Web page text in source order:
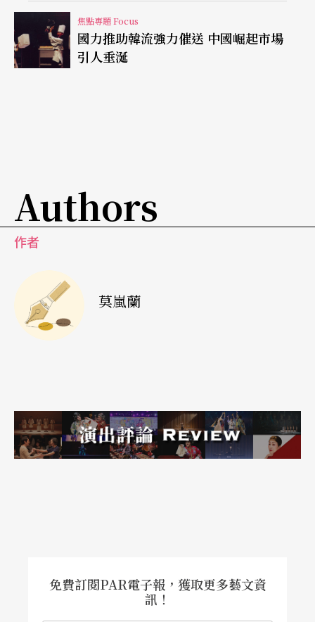
1,201個席次經常不滿四成，甚至出現一場只有廿多
人的景況。就在舞鈴思考是否停演之際，總統馬英
九、台北市長郝龍斌以及甫上任的文建會主委龍應
全民大劇團的《寶島綜藝秀》，由資深媒體人王偉
忠監製、謝念祖執導，是唯一清楚定位以陸客為取
目劇場化」，以魔術、扯鈴、演唱和模仿秀等形
式，有機地融入台灣文化特色。「抽屜式」的節目
陸客望之卻步，可以容納九百名觀眾的場地，經常
是門可羅雀。雖緊急調整票價，更派「陸客秀公
全民大劇團團長謝念祖提及：「雖然演員付出極大
焦點專題 Focus
國力推助韓流強力催送 中國崛起市場
引人垂涎
Authors
作者
莫嵐蘭
免費訂閱PAR電子報，獲取更多藝文資
訊！